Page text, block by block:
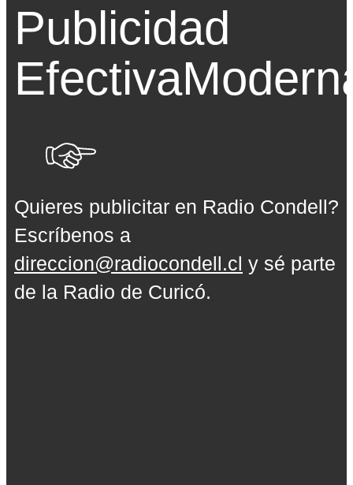
Publicidad
Efectiva
Quieres publicitar en Radio Condell?
Escríbenos a
direccion@radiocondell.cl y sé parte
de la Radio de Curicó.